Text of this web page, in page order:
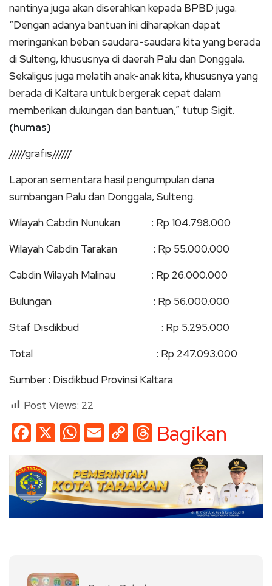
nantinya juga akan diserahkan kepada BPBD juga.
“Dengan adanya bantuan ini diharapkan dapat
meringankan beban saudara-saudara kita yang berada
di Sulteng, khususnya di daerah Palu dan Donggala.
Sekaligus juga melatih anak-anak kita, khususnya yang
berada di Kaltara untuk bergerak cepat dalam
memberikan dukungan dan bantuan,” tutup Sigit.
(humas)
/////grafis//////
Laporan sementara hasil pengumpulan dana
sumbangan Palu dan Donggala, Sulteng.
Wilayah Cabdin Nunukan : Rp 104.798.000
Wilayah Cabdin Tarakan : Rp 55.000.000
Cabdin Wilayah Malinau : Rp 26.000.000
Bulungan : Rp 56.000.000
Staf Disdikbud : Rp 5.295.000
Total : Rp 247.093.000
Sumber : Disdikbud Provinsi Kaltara
Post Views: 22
Facebook
X WhatsApp
EmailCopy
Link
Threads
Bagikan